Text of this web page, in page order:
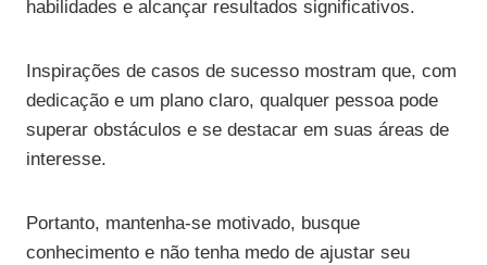
habilidades e alcançar resultados significativos.
Inspirações de casos de sucesso mostram que, com
dedicação e um plano claro, qualquer pessoa pode
superar obstáculos e se destacar em suas áreas de
interesse.
Portanto, mantenha-se motivado, busque
conhecimento e não tenha medo de ajustar seu